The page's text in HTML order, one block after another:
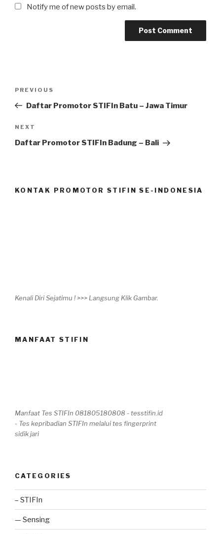
Notify me of new posts by email.
Previous
Post
PREVIOUS
Daftar Promotor STIFIn Batu – Jawa Timur
Next
Post
NEXT
Daftar Promotor STIFIn Badung – Bali
KONTAK PROMOTOR STIFIN SE-INDONESIA
Kenali Diri Sejatimu ! >>> Langsung Klik Gambar.
MANFAAT STIFIN
Manfaat Tes STIFIn 081805180808 - tesstifin.id
- Tes kepribadian STIFIn melalui tes fingerprint
sidik jari
CATEGORIES
– STIFIn
— Sensing